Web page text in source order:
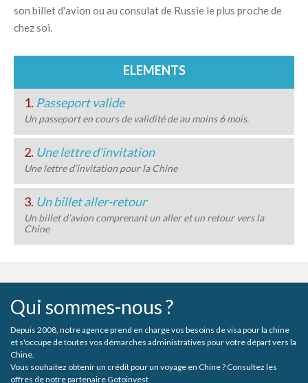
son billet d'avion ou au consulat de Russie le plus proche de
chez soi.
ELEMENTS
1. Passeport valide
Un passeport en cours de validité de au moins 6 mois.
2. Une lettre d'invitation
Une lettre d’invitation pour la Chine
3. Un billet aller-retour
Un billet d’avion comprenant un aller et un retour vers la
Chine
Qui sommes-nous ?
Depuis 2008, notre agence prend en charge vos besoins de visa pour la chine
et s'occupe de toutes vos démarches administratives pour votre départ vers la
Chine.
Vous souhaitez obtenir un crédit pour un voyage en Chine ? Consultez les
offres de notre partenaire Gotoinvest